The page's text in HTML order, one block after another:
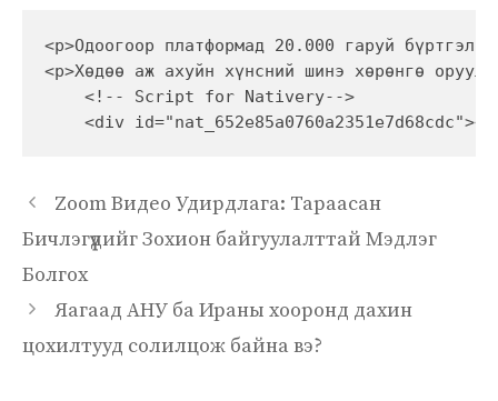
<p>Одоогоор платформад 20.000 гаруй
<p>Хөдөө аж ахуйн хүнсний шинэ хөрөнгө
    <!-- Script for Nativery-->
<div
Zoom Видео Удирдлага: Тараасан
Бичлэгүүдийг Зохион байгуулалттай Мэдлэг
Болгох
Яагаад АНУ ба Ираны хооронд дахин
цохилтууд солилцож байна вэ?